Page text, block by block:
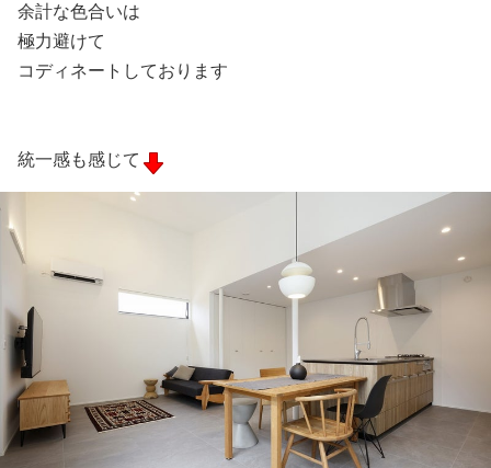
余計な色合いは
極力避けて
コディネートしております
統一感も感じて